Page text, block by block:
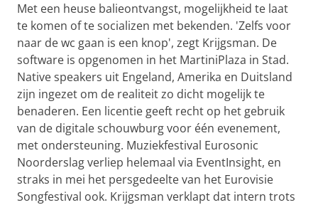
Met een heuse balieontvangst, mogelijkheid te laat
te komen of te socializen met bekenden. 'Zelfs voor
naar de wc gaan is een knop', zegt Krijgsman. De
software is opgenomen in het MartiniPlaza in Stad.
Native speakers uit Engeland, Amerika en Duitsland
zijn ingezet om de realiteit zo dicht mogelijk te
benaderen. Een licentie geeft recht op het gebruik
van de digitale schouwburg voor één evenement,
met ondersteuning. Muziekfestival Eurosonic
Noorderslag verliep helemaal via EventInsight, en
straks in mei het persgedeelte van het Eurovisie
Songfestival ook. Krijgsman verklapt dat intern trots